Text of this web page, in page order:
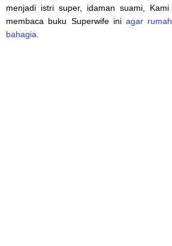
menjadi istri super, idaman suami, Kami
membaca buku Superwife ini agar
bahagia